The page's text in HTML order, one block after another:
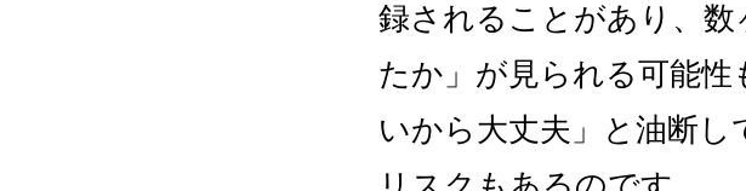
録されることがあり、数
たか」が見られる可能
いから大丈夫」と油断